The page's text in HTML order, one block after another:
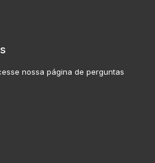
nossa página de perguntas